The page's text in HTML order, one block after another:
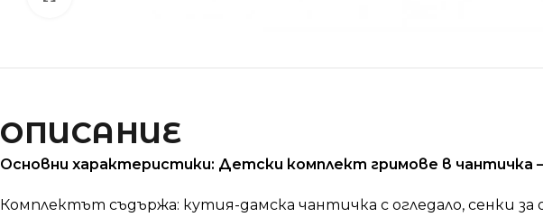
ОПИСАНИЕ
Основни характеристики: Детски комплект гримове в чантичка
Комплектът съдържа: кутия-дамска чантичка с огледало, сенки